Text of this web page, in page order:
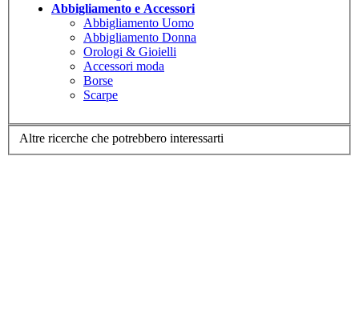
Abbigliamento e Accessori
Abbigliamento Uomo
Abbigliamento Donna
Orologi & Gioielli
Accessori moda
Borse
Scarpe
Altre ricerche che potrebbero interessarti